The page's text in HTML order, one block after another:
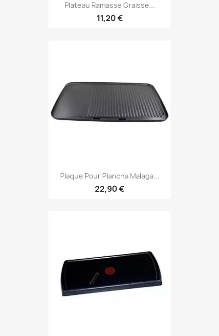
Plateau Ramasse Graisse...
11,20 €
Plaque Pour Plancha Malaga...
22,90 €